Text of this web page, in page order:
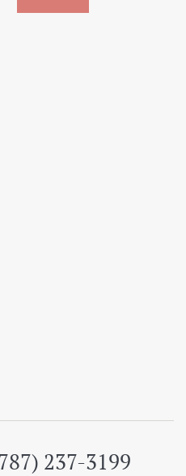
237-3199